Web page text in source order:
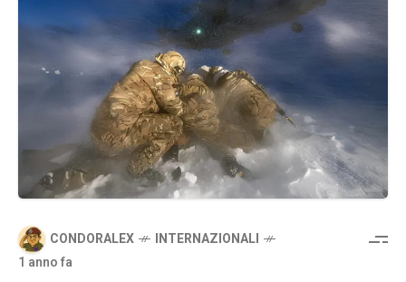
CONDORALEX
INTERNAZIONALI
1 anno fa